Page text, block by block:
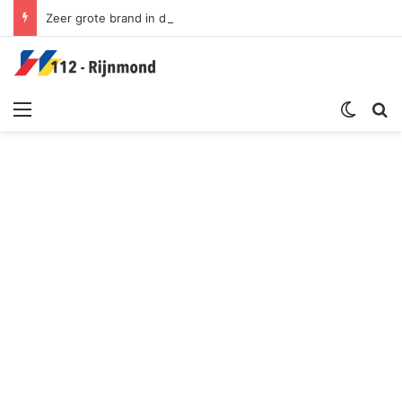
Zeer grote brand in duingebied | Oosterduinpad Ouddorp
Menu Switch